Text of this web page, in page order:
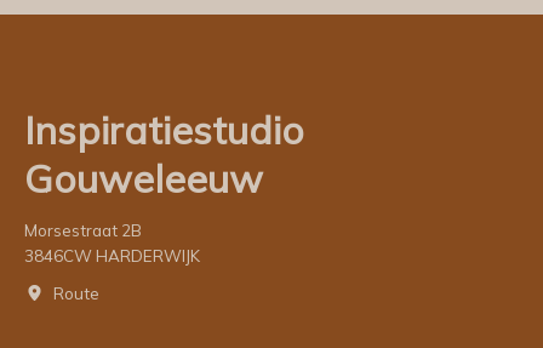
Inspiratiestudio
Gouweleeuw
Morsestraat 2B
3846CW HARDERWIJK
Route